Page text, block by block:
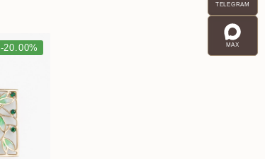
-20.00%
TELEGRAM
MAX